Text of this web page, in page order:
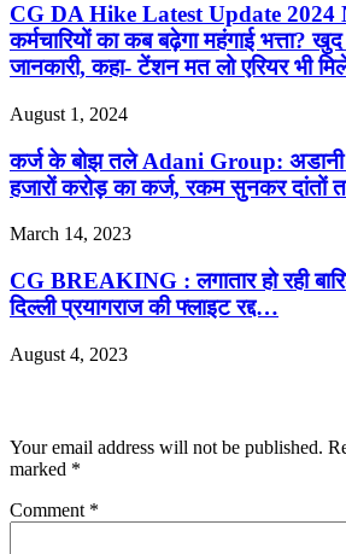
CG DA Hike Latest Update 2024
कर्मचारियों का कब बढ़ेगा महंगाई भत्ता?
जानकारी, कहा- टेंशन मत लो एरियर भी
August 1, 2024
कर्ज के बोझ तले Adani Group:
हजारों करोड़ का कर्ज, रकम सुनकर दांतों
March 14, 2023
CG BREAKING : लगातार हो रही
दिल्ली प्रयागराज की फ्लाइट रद्द…
August 4, 2023
Your email address will not be published.
marked *
Comment *